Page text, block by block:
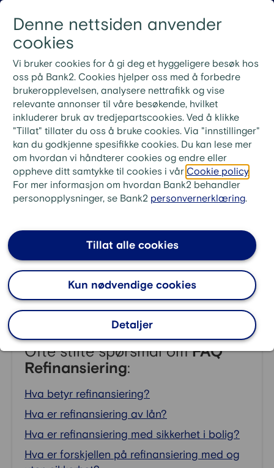
Denne nettsiden anvender
cookies
Vi bruker cookies for å gi deg et hyggeligere besøk hos
oss på Bank2. Cookies hjelper oss med å forbedre
brukeropplevelsen, analysere nettrafikk og vise
relevante annonser til våre besøkende, hvilket
inkluderer bruk av tredjepartscookies. Ved å klikke
"Tillat" tillater du oss å bruke cookies. Via "innstillinger"
kan du godkjenne spesifikke cookies. Du kan lese mer
om hvordan vi håndterer cookies og endre eller
oppheve ditt samtykke til cookies i vår Cookie policy
For mer informasjon om hvordan Bank2 behandler
personopplysninger, se Bank2 personvernerklæring.
Detaljer
Kun nødvendige cookies
Tillat alle cookies
Nye rutiner for ekstrainnbetaling på lån
Ved ekstrainnbetaling på lånet ditt må du bruke
KID-nummeret fra din siste faktura. Ønsker du i
stedet å betale neste måneds innbetaling, skriv «Til
gode + ditt lånenummer» i meldingsfeltet i stedet for
KID-nummer.
bank2.no > Låne > Refinansiering >
FAQ Refinansiering
Kan jeg refinansiere
Ja. Forbrukslån har vanligvis høy rente og kort
nedbetalingstid, noe som gjør dem dyre.
Refinansiering av forbrukslån kan gi deg lavere
rente, bedre vilkår og lengre nedbetalingstid, som
samlet gir lavere månedskostnader.
Ofte stilte spørsmål omFAQ
Refinansiering:
Hva betyr refinansiering?
Hva er refinansiering av lån?
Hva er refinansiering med sikkerhet i bolig?
Hva er forskjellen på refinansiering med og